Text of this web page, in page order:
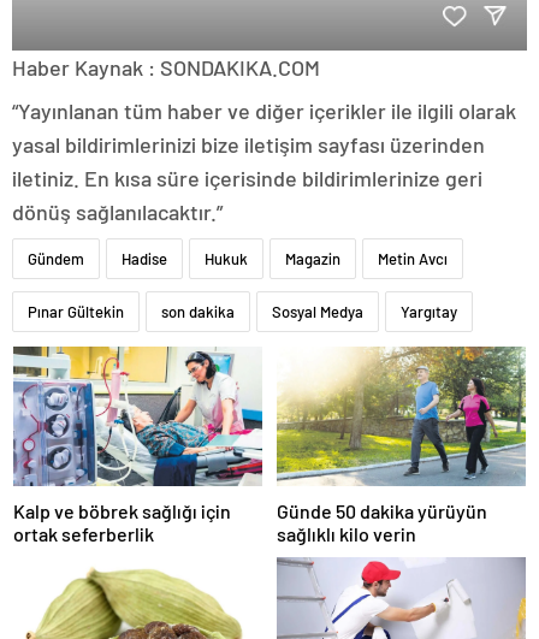
Haber Kaynak : SONDAKIKA.COM
“Yayınlanan tüm haber ve diğer içerikler ile ilgili olarak
yasal bildirimlerinizi bize iletişim sayfası üzerinden
iletiniz. En kısa süre içerisinde bildirimlerinize geri
dönüş sağlanılacaktır.”
Gündem Hadise Hukuk Magazin Metin Avcı
Pınar Gültekin son dakika Sosyal Medya Yargıtay
Kalp ve böbrek sağlığı için
ortak seferberlik
Günde 50 dakika yürüyün
sağlıklı kilo verin